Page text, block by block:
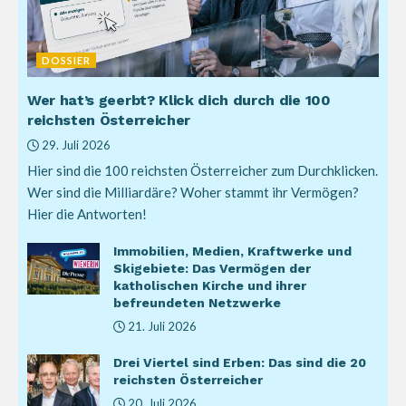
DOSSIER
Wer hat’s geerbt? Klick dich durch die 100
reichsten Österreicher
29. Juli 2026
Hier sind die 100 reichsten Österreicher zum Durchklicken.
Wer sind die Milliardäre? Woher stammt ihr Vermögen?
Hier die Antworten!
Immobilien, Medien, Kraftwerke und
Skigebiete: Das Vermögen der
katholischen Kirche und ihrer
befreundeten Netzwerke
21. Juli 2026
Drei Viertel sind Erben: Das sind die 20
reichsten Österreicher